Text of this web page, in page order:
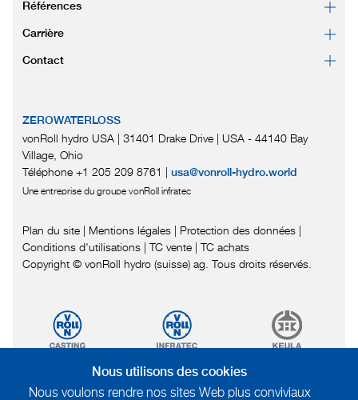
Références
Carrière
Contact
ZEROWATERLOSS
vonRoll hydro USA | 31401 Drake Drive | USA - 44140 Bay
Village, Ohio
Téléphone +1 205 209 8761 | usa@vonroll-hydro.world
Une entreprise du groupe vonRoll infratec
Plan du site | Mentions légales | Protection des données |
Conditions d'utilisations | TC vente | TC achats
Copyright © vonRoll hydro (suisse) ag. Tous droits réservés.
Nous utilisons des cookies
Nous voulons rendre nos sites Web plus conviviaux